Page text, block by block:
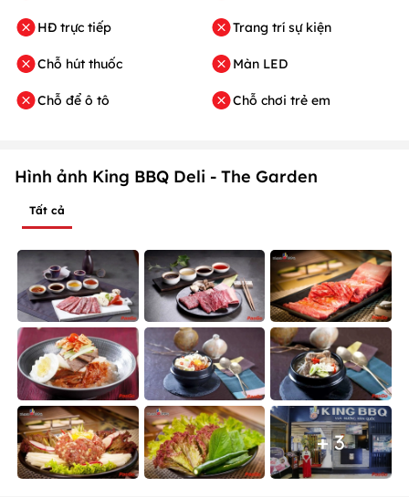
HĐ trực tiếp
Chỗ hút thuốc
Chỗ để ô tô
Trang trí sự kiện
Màn LED
Chỗ chơi trẻ em
Hình ảnh King BBQ Deli - The Garden
Tất cả
+ 3